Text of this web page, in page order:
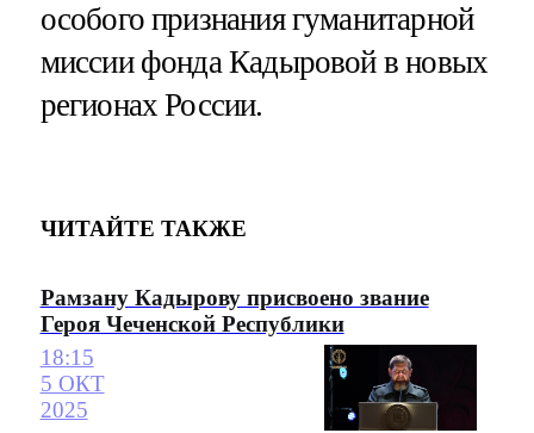
особого признания гуманитарной
миссии фонда Кадыровой в новых
регионах России.
ЧИТАЙТЕ ТАКЖЕ
Рамзану Кадырову присвоено звание
Героя Чеченской Республики
18:15
5 ОКТ
2025